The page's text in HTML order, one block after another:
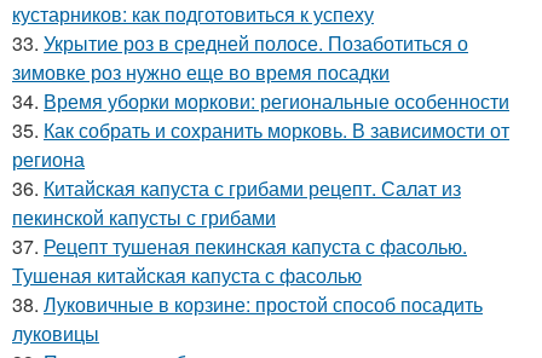
кустарников: как подготовиться к успеху
33. Укрытие роз в средней полосе. Позаботиться о
зимовке роз нужно еще во время посадки
34. Время уборки моркови: региональные особенности
35. Как собрать и сохранить морковь. В зависимости от
региона
36. Китайская капуста с грибами рецепт. Салат из
пекинской капусты с грибами
37. Рецепт тушеная пекинская капуста с фасолью.
Тушеная китайская капуста с фасолью
38. Луковичные в корзине: простой способ посадить
луковицы